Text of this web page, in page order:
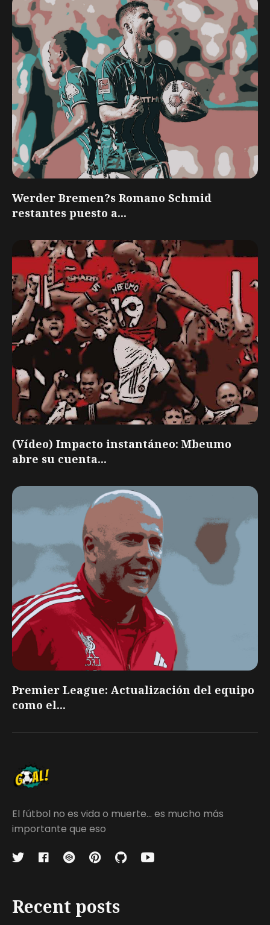
Werder Bremen?s Romano Schmid
restantes puesto a...
(Vídeo) Impacto instantáneo: Mbeumo
abre su cuenta...
Premier League: Actualización del equipo
como el...
El fútbol no es vida o muerte... es mucho más
importante que eso
Recent posts